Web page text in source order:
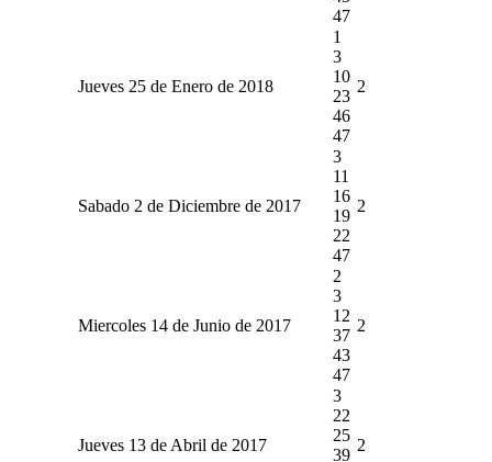
47
Jueves 25 de Enero de 2018
1
3
10
23
46
47
2
Sabado 2 de Diciembre de 2017
3
11
16
19
22
47
2
Miercoles 14 de Junio de 2017
2
3
12
37
43
47
2
Jueves 13 de Abril de 2017
3
22
25
39
2